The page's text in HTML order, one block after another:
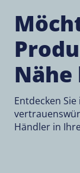
Nähe
Entdecken
Händler in